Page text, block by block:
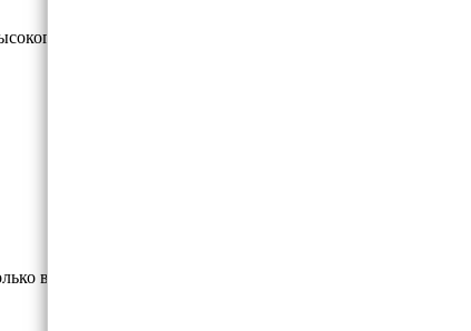
качества.
высококлассные материалы.